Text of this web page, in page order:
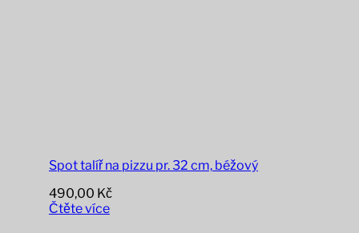
Spot talíř na pizzu pr. 32 cm, béžový
490,00 Kč
Čtěte více